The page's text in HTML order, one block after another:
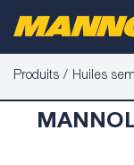
Produits Huiles